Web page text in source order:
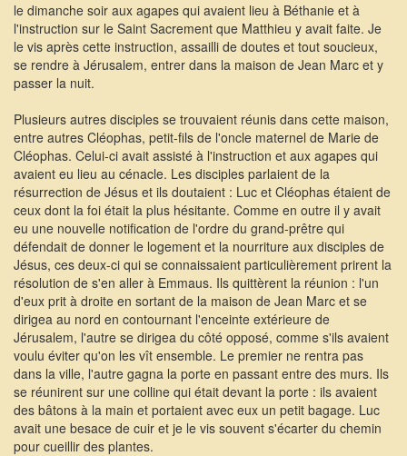
le dimanche soir aux agapes qui avaient lieu à Béthanie et à
l'instruction sur le Saint Sacrement que Matthieu y avait faite. Je
le vis après cette instruction, assailli de doutes et tout soucieux,
se rendre à Jérusalem, entrer dans la maison de Jean Marc et y
passer la nuit.
Plusieurs autres disciples se trouvaient réunis dans cette maison,
entre autres Cléophas, petit-fils de l'oncle maternel de Marie de
Cléophas. Celui-ci avait assisté à l'instruction et aux agapes qui
avaient eu lieu au cénacle. Les disciples parlaient de la
résurrection de Jésus et ils doutaient : Luc et Cléophas étaient de
ceux dont la foi était la plus hésitante. Comme en outre il y avait
eu une nouvelle notification de l'ordre du grand-prêtre qui
défendait de donner le logement et la nourriture aux disciples de
Jésus, ces deux-ci qui se connaissaient particulièrement prirent la
résolution de s'en aller à Emmaus. Ils quittèrent la réunion : l'un
d'eux prit à droite en sortant de la maison de Jean Marc et se
dirigea au nord en contournant l'enceinte extérieure de
Jérusalem, l'autre se dirigea du côté opposé, comme s'ils avaient
voulu éviter qu'on les vît ensemble. Le premier ne rentra pas
dans la ville, l'autre gagna la porte en passant entre des murs. Ils
se réunirent sur une colline qui était devant la porte : ils avaient
des bâtons à la main et portaient avec eux un petit bagage. Luc
avait une besace de cuir et je le vis souvent s'écarter du chemin
pour cueillir des plantes.